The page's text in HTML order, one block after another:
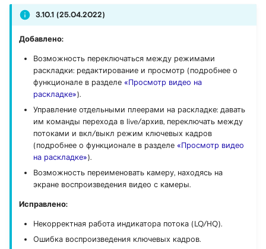
3.10.1 (25.04.2022)
Добавлено:
Возможность переключаться между режимами
раскладки: редактирование и просмотр (подробнее о
функционале в разделе «Просмотр видео на
раскладке»).
Управление отдельными плеерами на раскладке: давать
им команды перехода в live/архив, переключать между
потоками и вкл/выкл режим ключевых кадров
(подробнее о функционале в разделе «Просмотр видео
на раскладке»).
Возможность переименовать камеру, находясь на
экране воспроизведения видео с камеры.
Исправлено:
Некорректная работа индикатора потока (LQ/HQ).
Ошибка воспроизведения ключевых кадров.